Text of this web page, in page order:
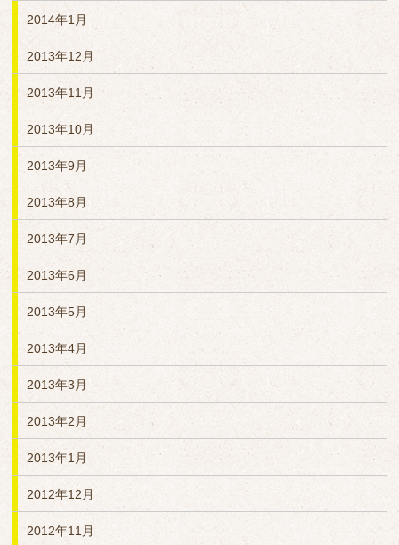
2014年1月
2013年12月
2013年11月
2013年10月
2013年9月
2013年8月
2013年7月
2013年6月
2013年5月
2013年4月
2013年3月
2013年2月
2013年1月
2012年12月
2012年11月